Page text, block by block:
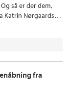
så er der dem,
Katrin Nørgaards…
fra